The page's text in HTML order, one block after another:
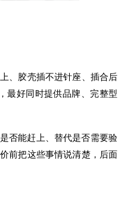
、胶壳插不进针座、插合后
最好同时提供品牌、完整型
否能赶上、替代是否需要验
前把这些事情说清楚，后面